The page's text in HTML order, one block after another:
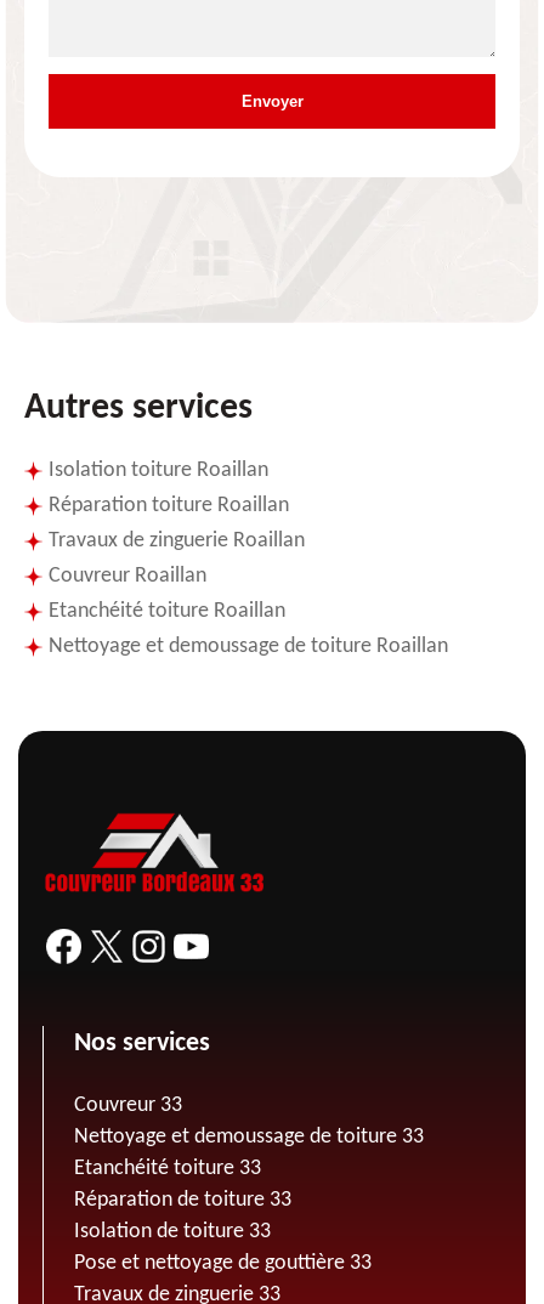
Autres services
Isolation toiture Roaillan
Réparation toiture Roaillan
Travaux de zinguerie Roaillan
Couvreur Roaillan
Etanchéité toiture Roaillan
Nettoyage et demoussage de toiture Roaillan
Nos services
Couvreur 33
Nettoyage et demoussage de toiture 33
Etanchéité toiture 33
Réparation de toiture 33
Isolation de toiture 33
Pose et nettoyage de gouttière 33
Travaux de zinguerie 33